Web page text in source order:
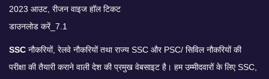
SSC नौकरियों, रेलवे नौकरियों तथा राज्य SSC और PSC/ सिविल नौकरियों की
परीक्षा की तैयारी कराने वाली देश की प्रमुख वेबसाइट है। हम उम्मीदवारों के लिए SSC,